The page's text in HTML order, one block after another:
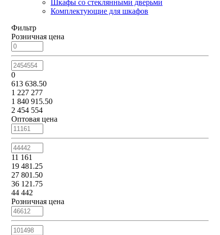
Шкафы со стеклянными дверьми
Комплектующие для шкафов
Фильтр
Розничная цена
0
613 638.50
1 227 277
1 840 915.50
2 454 554
Оптовая цена
11 161
19 481.25
27 801.50
36 121.75
44 442
Розничная цена